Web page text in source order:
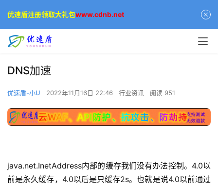
DNS加速
优速盾-小U 2022年11月16日 22:46 行业资讯 阅读 951
java.net.InetAddress内部的缓存我们没有办法控制。4.0以
前是永久缓存，4.0以后是只缓存2s。也就是说4.0以前通过
优速盾注册领取大礼包www.cdnb.net